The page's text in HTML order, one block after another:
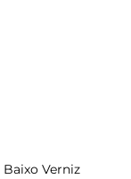
Verniz